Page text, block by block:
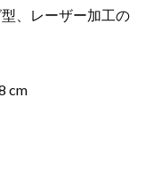
、レーザー加工の
cm